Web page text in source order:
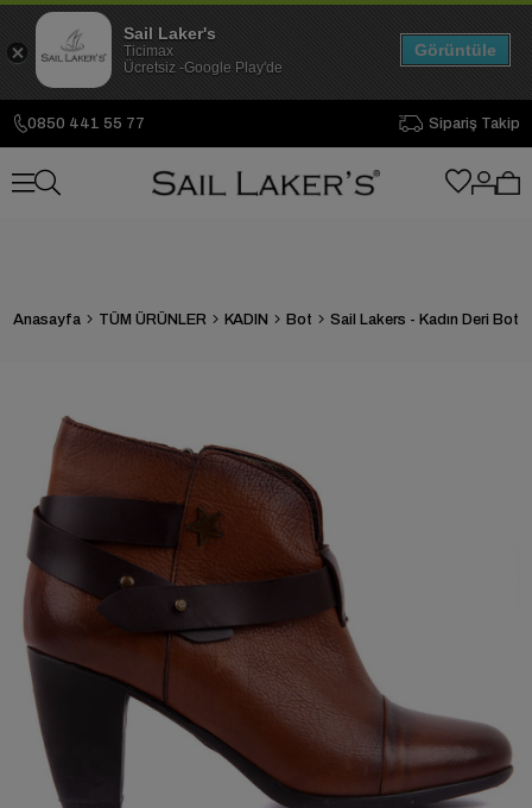
0850 441 55 77 Sipariş Takip
Anasayfa TÜM ÜRÜNLER KADIN Bot Sail Lakers - Kadın Deri Bot
Sail Laker's
Ticimax
Ücretsiz -Google Play'de
Görüntüle